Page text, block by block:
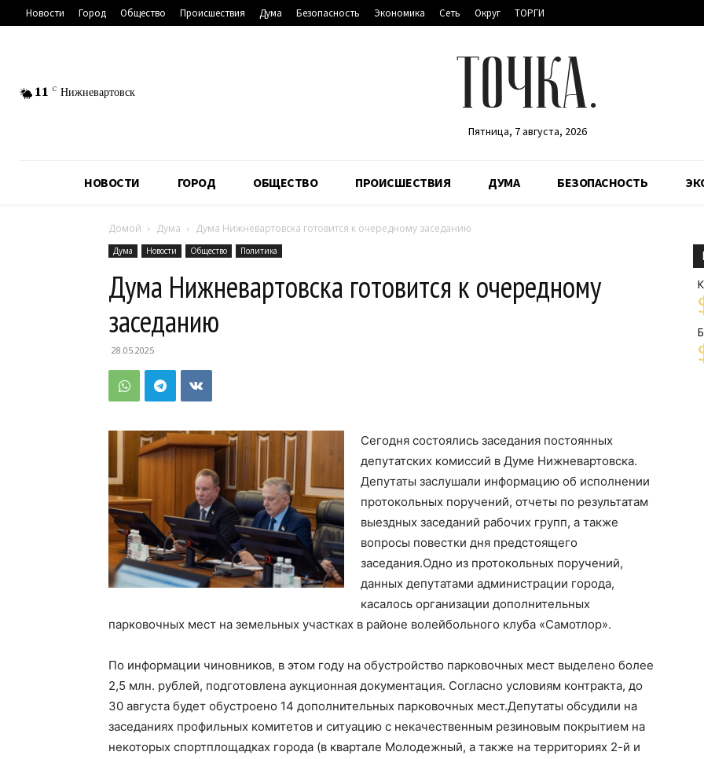
Новости Город Общество Происшествия Дума Безопасность Экономика Сеть Округ ТОРГИ
11 C Нижневартовск ТОЧКА.
Пятница, 7 августа, 2026
НОВОСТИ ГОРОД ОБЩЕСТВО ПРОИСШЕСТВИЯ ДУМА БЕЗОПАСНОСТЬ
Домой Дума Дума Нижневартовска готовится к очередному заседанию
Дума Новости Общество Политика
Дума Нижневартовска готовится к очередному
заседанию
28.05.2025
Сегодня состоялись заседания постоянных
депутатских комиссий в Думе Нижневартовска.
Депутаты заслушали информацию об исполнении
протокольных поручений, отчеты по результатам
выездных заседаний рабочих групп, а также
вопросы повестки дня предстоящего
заседания.Одно из протокольных поручений,
данных депутатами администрации города,
касалось организации дополнительных
парковочных мест на земельных участках в районе волейбольного клуба «Самотлор».
По информации чиновников, в этом году на обустройство парковочных мест выделено более
2,5 млн. рублей, подготовлена аукционная документация. Согласно условиям контракта, до
30 августа будет обустроено 14 дополнительных парковочных мест.Депутаты обсудили на
заседаниях профильных комитетов и ситуацию с некачественным резиновым покрытием на
некоторых спортплощадках города (в квартале Молодежный, а также на территориях 2-й и